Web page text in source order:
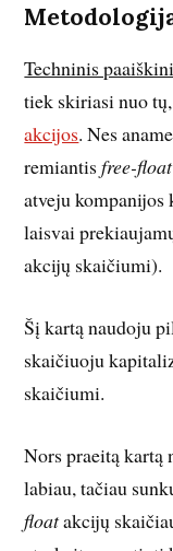
Techninis
tiek skiriasi nuo
akcijos. Nes
remiantisfree-float
atveju
laisvai
akcijų skaičiumi).
Šį kartą naudoju
skaičiuoju
skaičiumi.
Nors praeitą kartą
labiau, tačiau
floatakcijų